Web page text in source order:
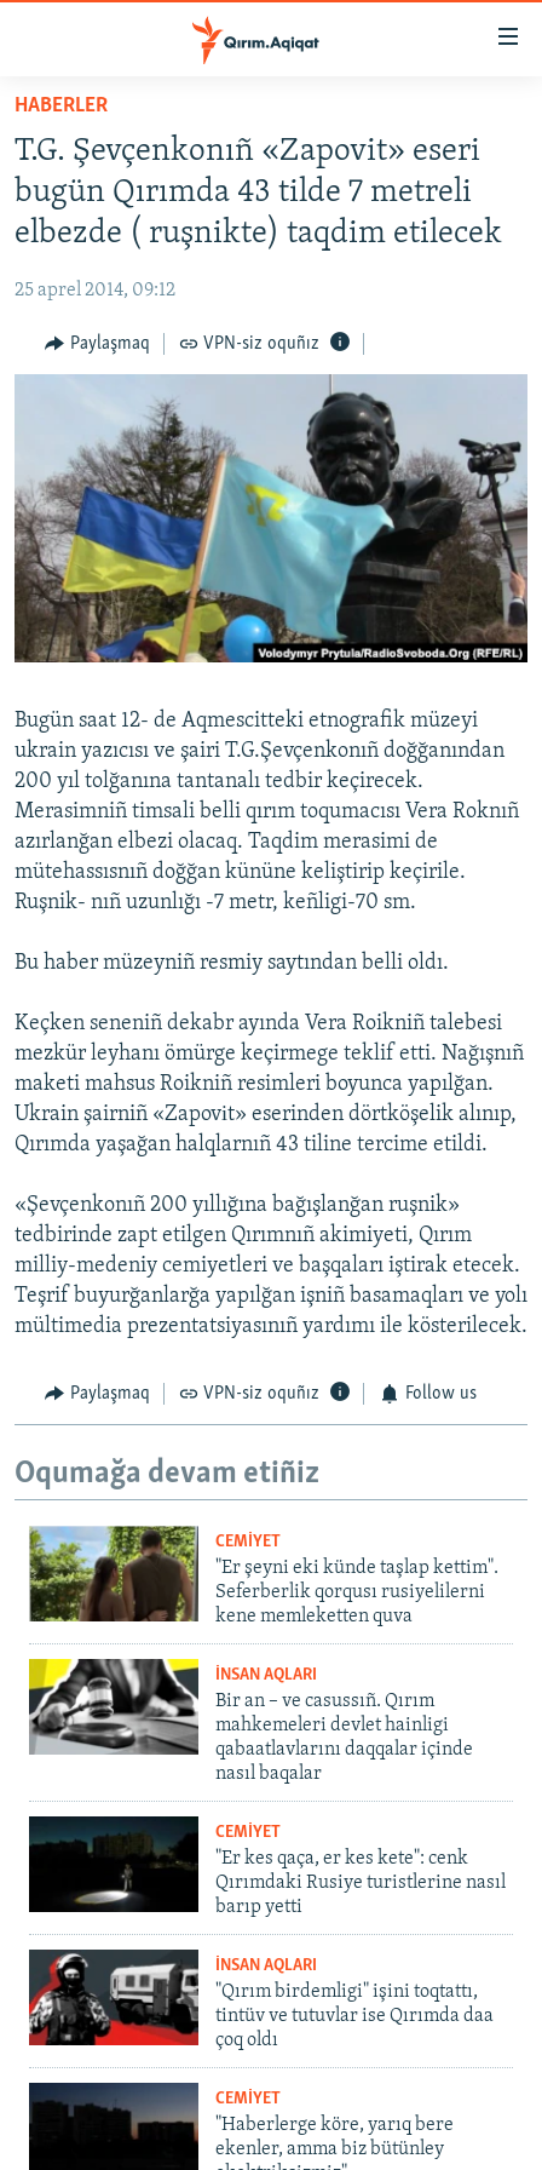
Esas
qaytmaq
Baş
navigatsiyağa
qaytmaq
Qıdıruvğa
qaytmaq
SİYASET
İQTİSADİYAT
MEDENİYET
İNSAN AQLARI
BLOGLAR
FİKİR
Русский
Українською
RFE/RS bütün saytları
HABERLER
T.G. Şevçenkonıñ «Zapovit» eseri
bugün Qırımda 43 tilde 7 metreli
elbezde ( ruşnikte) taqdim etilecek
25 aprel 2014, 09:12
Paylaşmaq VPN-siz oquñız
Bugün saat 12- de Aqmescitteki etnografik müzeyi
ukrain yazıcısı ve şairi T.G.Şevçenkonıñ doğğanından
200 yıl tolğanına tantanalı tedbir keçirecek.
Merasimniñ timsali belli qırım toqumacısı Vera Roknıñ
azırlanğan elbezi olacaq. Taqdim merasimi de
mütehassısnıñ doğğan kününe keliştirip keçirile.
Ruşnik- nıñ uzunlığı -7 metr, keñligi-70 sm.
Bu haber müzeyniñ resmiy saytından belli oldı.
Keçken seneniñ dekabr ayında Vera Roikniñ talebesi
mezkür leyhanı ömürge keçirmege teklif etti. Nağışnıñ
maketi mahsus Roikniñ resimleri boyunca yapılğan.
Ukrain şairniñ «Zapovіt» eserinden dörtköşelik alınıp,
Qırımda yaşağan halqlarnıñ 43 tiline tercime etildi.
«Şevçenkonıñ 200 yıllığına bağışlanğan ruşnik»
tedbirinde zapt etilgen Qırımnıñ akimiyeti, Qırım
milliy-medeniy cemiyetleri ve başqaları iştirak etecek.
Teşrif buyurğanlarğa yapılğan işniñ basamaqları ve yolı
mültimedia prezentatsiyasınıñ yardımı ile kösterilecek.
Paylaşmaq VPN-siz oquñız Follow us
Oqumağa devam etiñiz
CEMİYET
"Er şeyni eki künde taşlap kettim".
Seferberlik qorqusı rusiyelilerni
kene memleketten quva
İNSAN AQLARI
Bir an – ve casussıñ. Qırım
mahkemeleri devlet hainligi
qabaatlavlarını daqqalar içinde
nasıl baqalar
CEMİYET
"Er kes qaça, er kes kete": cenk
Qırımdaki Rusiye turistlerine nasıl
barıp yetti
İNSAN AQLARI
"Qırım birdemligi" işini toqtattı,
tintüv ve tutuvlar ise Qırımda daa
çoq oldı
CEMİYET
"Haberlerge köre, yarıq bere
ekenler, amma biz bütünley